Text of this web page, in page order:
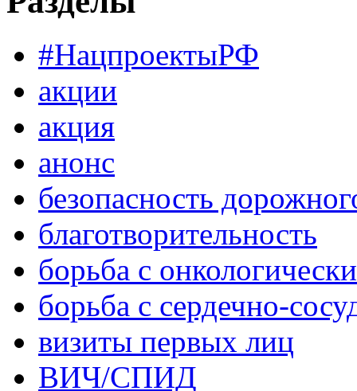
#НацпроектыРФ
акции
акция
анонс
безопасность
благотворительность
борьба с
борьба с сердечно-
визиты первых лиц
ВИЧ/СПИД